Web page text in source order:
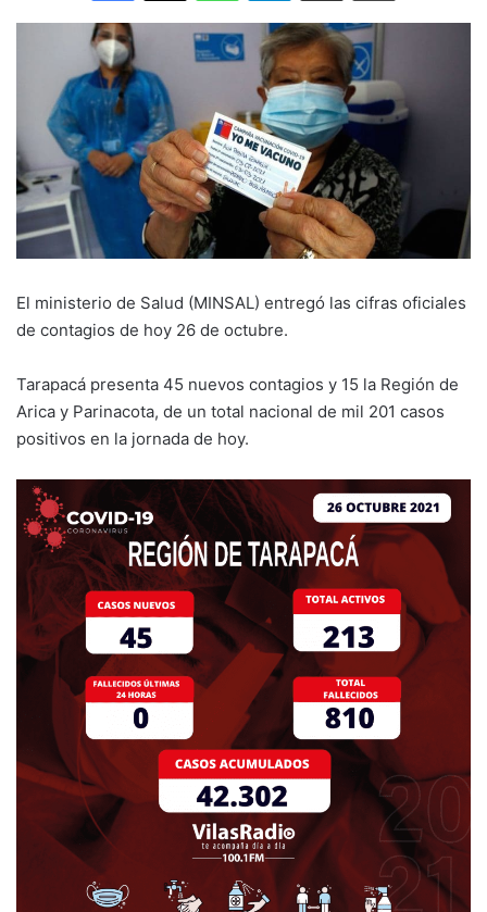
El ministerio de Salud (MINSAL) entregó las cifras oficiales
de contagios de hoy 26 de octubre.
Tarapacá presenta 45 nuevos contagios y 15 la Región de
Arica y Parinacota, de un total nacional de mil 201 casos
positivos en la jornada de hoy.